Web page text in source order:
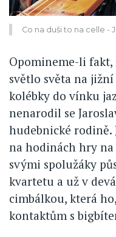
Co na duši to na celle -
Opomineme-li fakt,
světlo světa na
kolébky do vínku
nenarodil se
hudebnické rodině.
na hodinách hry na
svými spolužáky
kvartetu a už v
cimbálkou, která
kontaktům s